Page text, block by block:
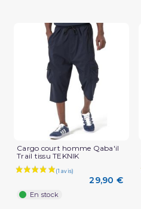
Cargo court homme Qaba'il
Trail tissu TEKNIK
29,90 €
En stock